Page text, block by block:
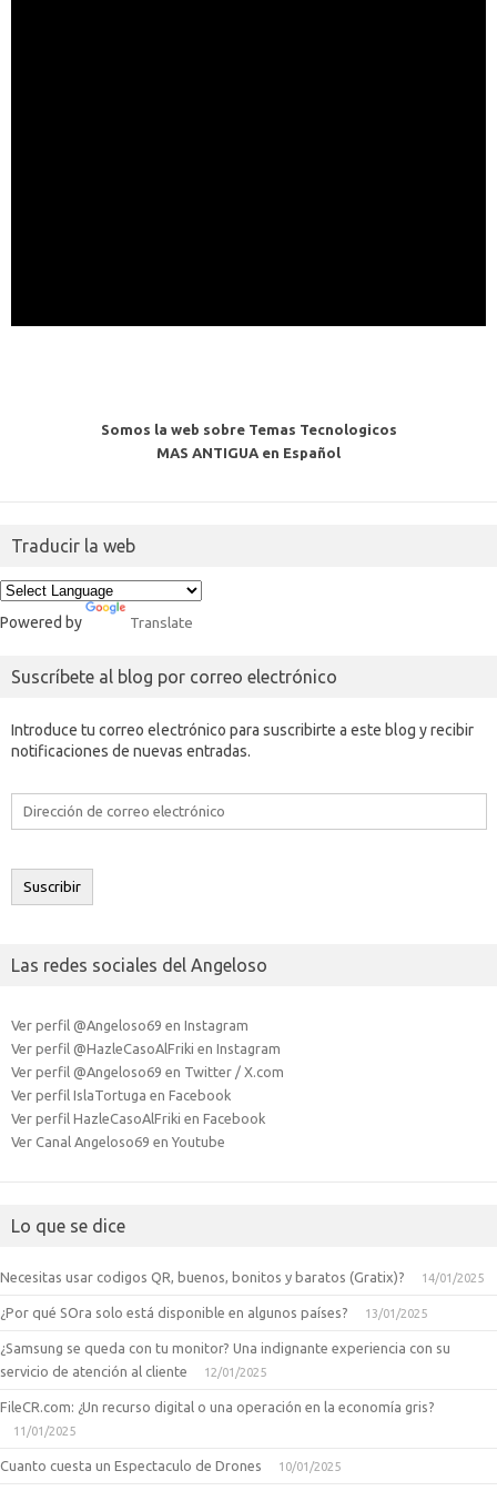
Somos la web sobre Temas Tecnologicos
MAS ANTIGUA en Español
Traducir la web
Powered by Translate
Suscríbete al blog por correo electrónico
Introduce tu correo electrónico para suscribirte a este blog y recibir
notificaciones de nuevas entradas.
Dirección
electrónico
Suscribir
Las redes sociales del Angeloso
Ver perfil @Angeloso69 en Instagram
Ver perfil @HazleCasoAlFriki en Instagram
Ver perfil @Angeloso69 en Twitter / X.com
Ver perfil IslaTortuga en Facebook
Ver perfil HazleCasoAlFriki en Facebook
Ver Canal Angeloso69 en Youtube
Lo que se dice
Necesitas usar codigos QR, buenos, bonitos y baratos (Gratix)? 14/01/2025
¿Por qué SOra solo está disponible en algunos países? 13/01/2025
¿Samsung se queda con tu monitor? Una indignante experiencia con su
servicio de atención al cliente
12/01/2025
FileCR.com: ¿Un recurso digital o una operación en la economía gris?
11/01/2025
Cuanto cuesta un Espectaculo de Drones 10/01/2025